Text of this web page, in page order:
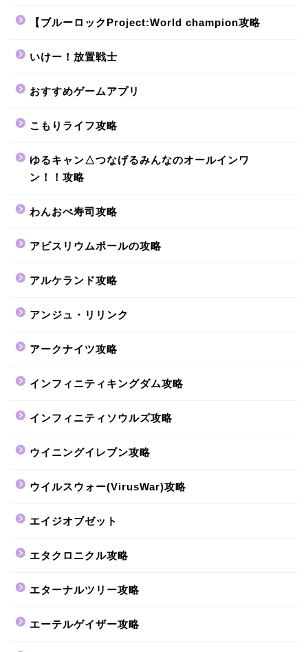
【ブルーロックProject:World champion攻略
いけー！放置戦士
おすすめゲームアプリ
こもりライフ攻略
ゆるキャン△つなげるみんなのオールインワ
ン！！攻略
わんおぺ寿司攻略
アビスリウムポールの攻略
アルケランド攻略
アンジュ・リリンク
アークナイツ攻略
インフィニティキングダム攻略
インフィニティソウルズ攻略
ウイニングイレブン攻略
ウイルスウォー(VirusWar)攻略
エイジオブゼット
エタクロニクル攻略
エターナルツリー攻略
エーテルゲイザー攻略